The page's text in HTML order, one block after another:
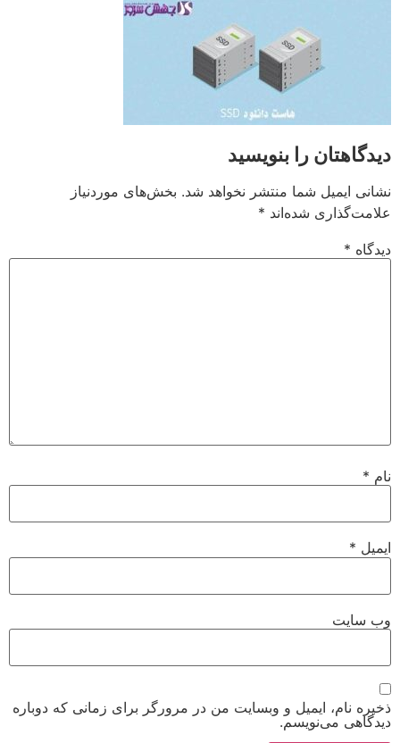
دیدگاهتان را بنویسید
نشانی ایمیل شما منتشر نخواهد شد. بخش‌های موردنیاز
علامت‌گذاری شده‌اند *
دیدگاه *
نام *
ایمیل *
وب‌ سایت
ذخیره نام، ایمیل و وبسایت من در مرورگر برای زمانی که دوباره
دیدگاهی می‌نویسم.